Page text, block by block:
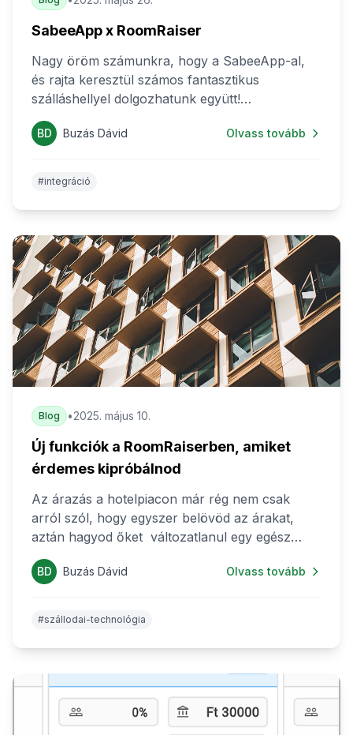
SabeeApp x RoomRaiser
Nagy öröm számunkra, hogy a SabeeApp-al,
és rajta keresztül számos fantasztikus
szálláshellyel dolgozhatunk együtt!
https://app.getbeamer.com/sabeeapp/en/new-
marketplace-integration-roomraiser-revenue-
BD Buzás Dávid Olvass tovább
#integráció
Blog •2025. május 10.
Új funkciók a RoomRaiserben, amiket
érdemes kipróbálnod
Az árazás a hotelpiacon már rég nem csak
arról szól, hogy egyszer belövöd az árakat,
aztán hagyod őket változatlanul egy egész
szezonon át. Az utazók igényei napról napra,
sőt, akár óráról órára változnak – és ha te nem
BD Buzás Dávid Olvass tovább
#szállodai-technológia